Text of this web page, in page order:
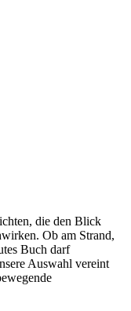
die den Blick
Ob am Strand,
Buch darf
Auswahl vereint